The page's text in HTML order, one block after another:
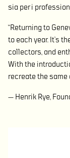
sia per i
“Returning to
to each year. It’s
collectors, and
With the
recreate the same
— Henrik Rye,